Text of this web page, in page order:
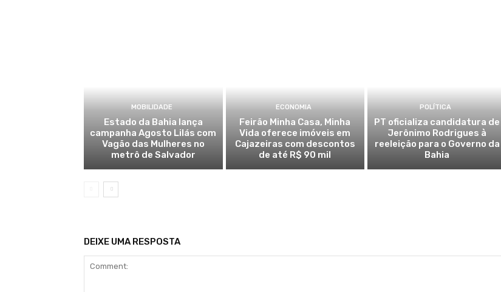
MOBILIDADE
Estado da Bahia lança
campanha Agosto Lilás com
Vagão das Mulheres no
metrô de Salvador
ECONOMIA
Feirão Minha Casa, Minha
Vida oferece imóveis em
Cajazeiras com descontos
de até R$ 90 mil
POLÍTICA
PT oficializa candidatura de
Jerônimo Rodrigues à
reeleição para o Governo da
Bahia
DEIXE UMA RESPOSTA